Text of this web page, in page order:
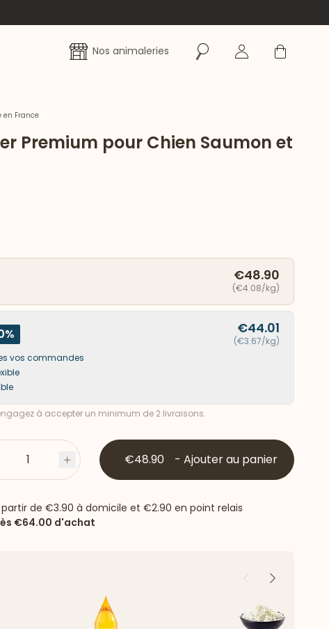
Nos animaleries RechercherSe connecter
Panier
en France
Premium pour Chien Saumon et
€48.90
(€4.08/kg)
€44.01
(€3.67/kg)
vos commandes
à accepter un minimum de 2 livraisons.
1 Plus €48.90 - Ajouter au panier
partir de €3.90 à domicile et €2.90 en point relais
€64.00 d'achat
PrécédentSuivant